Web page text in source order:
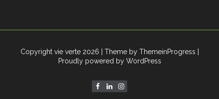
Copyright vie verte 2026 | Theme by ThemeinProgress
Proudly powered by WordPress